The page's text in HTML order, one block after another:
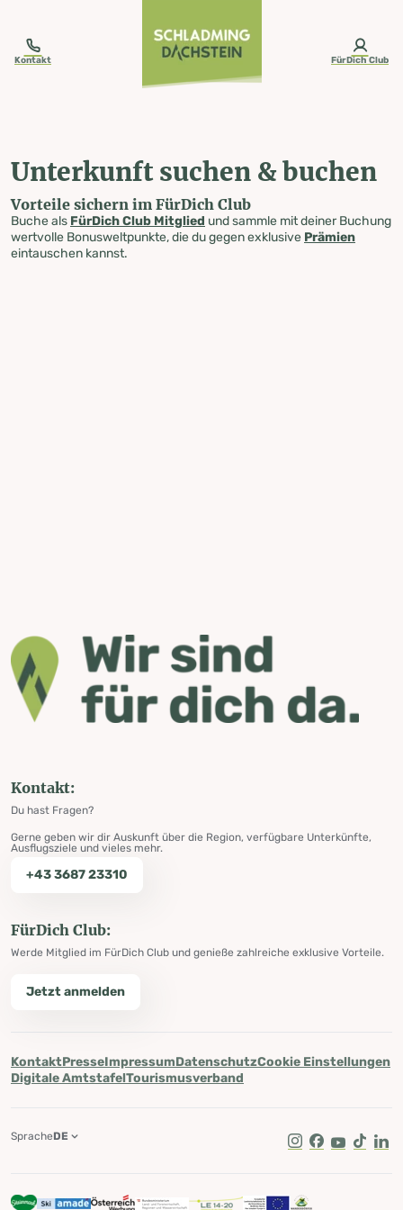
Kontakt FürDich Club
Unterkunft suchen & buchen
Vorteile sichern im FürDich Club
Buche als FürDich Club Mitglied und sammle mit deiner Buchung
wertvolle Bonusweltpunkte, die du gegen exklusive Prämien
eintauschen kannst.
Kontakt:
Du hast Fragen?
Gerne geben wir dir Auskunft über die Region, verfügbare Unterkünfte,
Ausflugsziele und vieles mehr.
+43 3687 23310
FürDich Club:
Werde Mitglied im FürDich Club und genieße zahlreiche exklusive Vorteile.
Jetzt anmelden
KontaktPresseImpressumDatenschutzCookie Einstellungen
Digitale AmtstafelTourismusverband
Instagram
Facebook
Youtube
Tik Tok
SpracheDE